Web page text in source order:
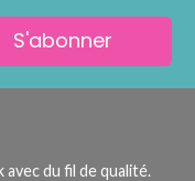
S'abonner
du fil de qualité.